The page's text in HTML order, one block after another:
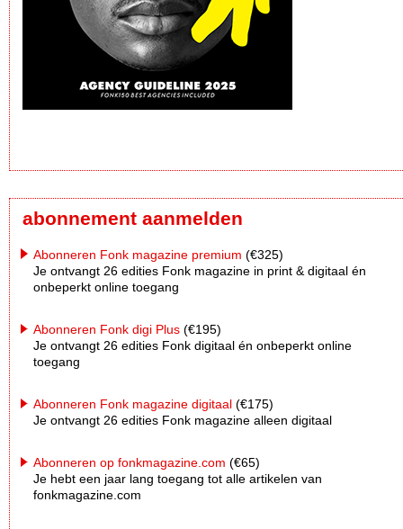
abonnement aanmelden
Abonneren Fonk magazine premium (€325)
Je ontvangt 26 edities Fonk magazine in print & digitaal én
onbeperkt online toegang
Abonneren Fonk digi Plus (€195)
Je ontvangt 26 edities Fonk digitaal én onbeperkt online
toegang
Abonneren Fonk magazine digitaal (€175)
Je ontvangt 26 edities Fonk magazine alleen digitaal
Abonneren op fonkmagazine.com (€65)
Je hebt een jaar lang toegang tot alle artikelen van
fonkmagazine.com